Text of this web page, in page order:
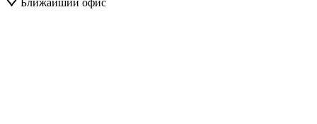
Ближайший офис